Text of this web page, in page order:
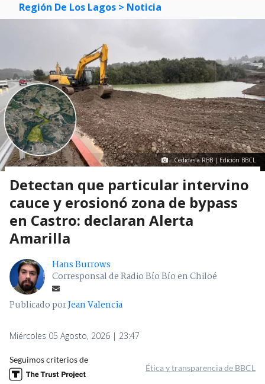
Región De Los Lagos > Noticia
Cedidas a RBB | Edición BBCL
Detectan que particular intervino
cauce y erosionó zona de bypass
en Castro: declaran Alerta
Amarilla
Hans Burrows
Corresponsal de Radio Bío Bío en Chiloé
Publicado porJean Valencia
Miércoles 05 Agosto, 2026 | 23:47
Seguimos criterios de
Ética y transparencia de BBCL